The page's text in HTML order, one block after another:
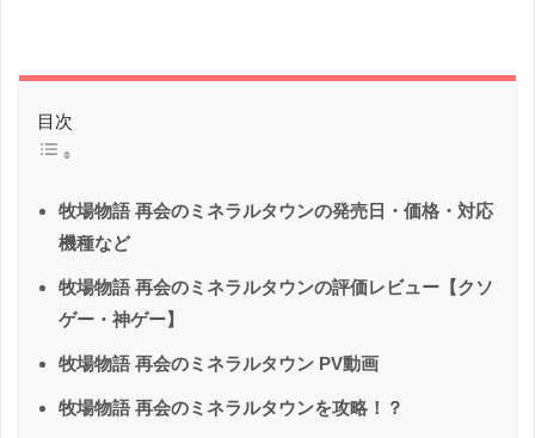
目次
牧場物語 再会のミネラルタウンの発売日・価格・対応
機種など
牧場物語 再会のミネラルタウンの評価レビュー【クソ
ゲー・神ゲー】
牧場物語 再会のミネラルタウン PV動画
牧場物語 再会のミネラルタウンを攻略！？